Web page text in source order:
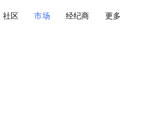
社区 市场 经纪商 更多